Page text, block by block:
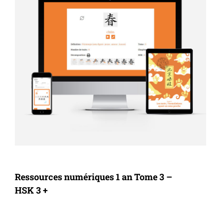
Ressources numériques 1 an Tome 3 –
HSK 3 +